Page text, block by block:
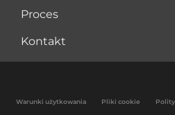
Proces
Kontakt
Warunki użytkowania Pliki cookie